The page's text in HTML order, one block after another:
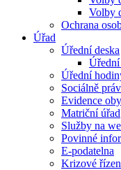
Volby
Ochrana
Úřad
Úřední deska
Úřední
Sociálně
Evidence
Matriční úřad
Služby na
Povinné
E-podatelna
Krizové